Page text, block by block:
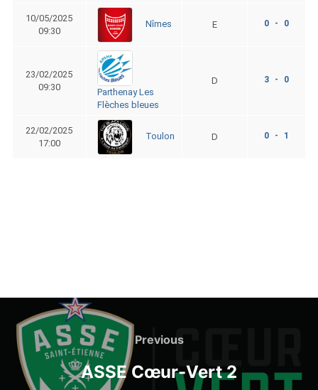
10/05/2025
09:30
Nîmes E 0 - 0
23/02/2025
09:30
Parthenay Les
Flèches bleues
D 3 - 0
22/02/2025
17:00
Toulon D 0 - 1
Navigation
de
l’article
Previous
Previous
ASSE Cœur-Vert 2